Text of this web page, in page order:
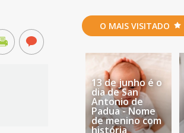
O MAIS VISITADO
13 de junho é o
dia de San
Antonio de
Padua - Nome
de menino com
história